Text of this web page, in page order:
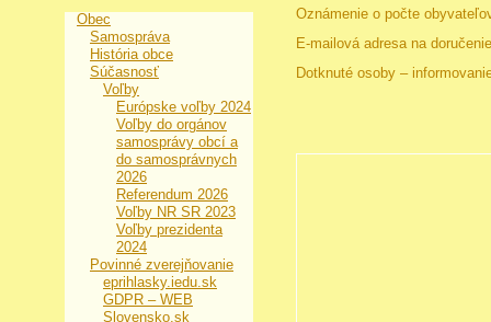
Obec
Samospráva
História obce
Súčasnosť
Voľby
Európske voľby 2024
Voľby do orgánov
samosprávy obcí a
do samosprávnych
2026
Referendum 2026
Voľby NR SR 2023
Voľby prezidenta
2024
Povinné zverejňovanie
eprihlasky.iedu.sk
GDPR – WEB
Slovensko.sk
Oznámenie o počte
E-mailová adresa na doručenie
Dotknuté osoby –